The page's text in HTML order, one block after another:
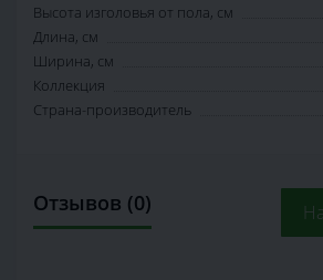
Высота изголовья от пола, см
Длина, см
Ширина, см
Коллекция
Страна-производитель
Отзывов (0)